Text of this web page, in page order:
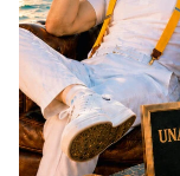
Familien
mehr